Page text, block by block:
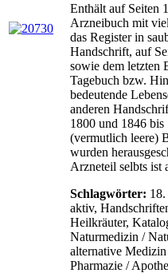
Enthält auf Seiten
Arzneibuch mit
das Register in
Handschrift, auf
sowie dem letzten
Tagebuch bzw.
bedeutende
anderen
1800 und 1846 bis
(vermutlich leere)
wurden
Arzneteil selbts ist
Schlagwörter:
aktiv,
Heilkräuter,
Naturmedizin /
alternative
Pharmazie /